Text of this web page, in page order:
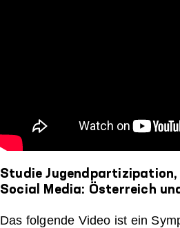
Studie Jugendpartizipation,
Social Media: Österreich
Das folgende Video ist ein